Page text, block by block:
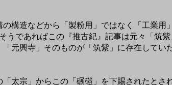
構造などから「製粉用」ではなく「工業用
であればこの『推古紀』記事は元々「筑
元興寺」そのものが「筑紫」に存在してい
太宗」からこの「碾磑」を下賜されたとさ